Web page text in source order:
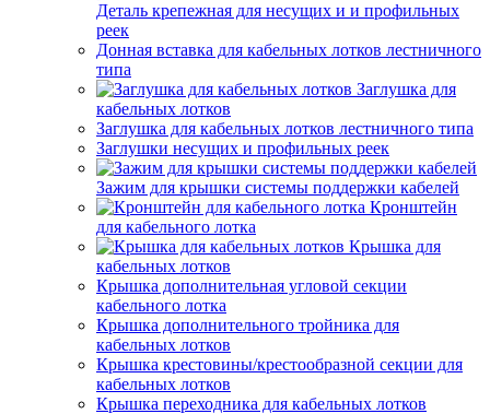
Деталь крепежная для несущих и и профильных
реек
Донная вставка для кабельных лотков лестничного
типа
Заглушка для
кабельных лотков
Заглушка для кабельных лотков лестничного типа
Заглушки несущих и профильных реек
Зажим для крышки системы поддержки кабелей
Кронштейн
для кабельного лотка
Крышка для
кабельных лотков
Крышка дополнительная угловой секции
кабельного лотка
Крышка дополнительного тройника для
кабельных лотков
Крышка крестовины/крестообразной секции для
кабельных лотков
Крышка переходника для кабельных лотков